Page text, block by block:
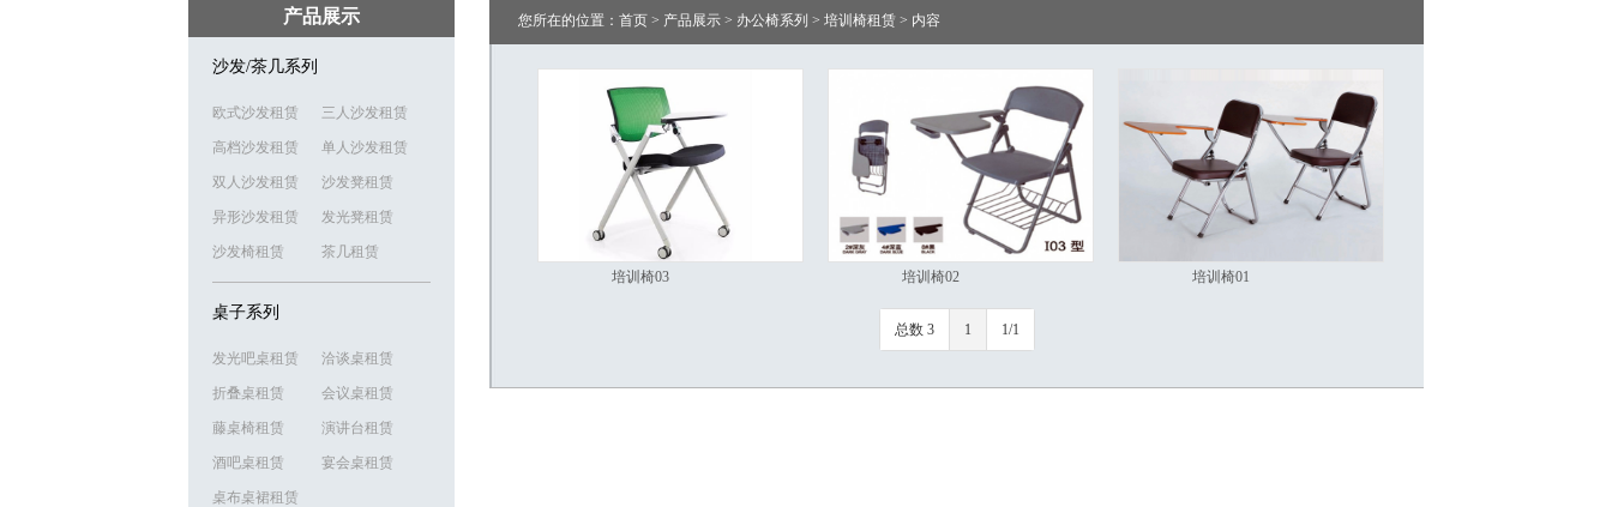
产品展示
沙发/茶几系列
欧式沙发租赁 三人沙发租赁
高档沙发租赁 单人沙发租赁
双人沙发租赁 沙发凳租赁
异形沙发租赁 发光凳租赁
沙发椅租赁 茶几租赁
桌子系列
发光吧桌租赁 洽谈桌租赁
折叠桌租赁 会议桌租赁
藤桌椅租赁 演讲台租赁
酒吧桌租赁 宴会桌租赁
桌布桌裙租赁
您所在的位置： 首页 > 产品展示 > 办公椅系列 > 培训椅租赁 > 内容
培训椅03 培训椅02 培训椅01
总数 3 1 1/1